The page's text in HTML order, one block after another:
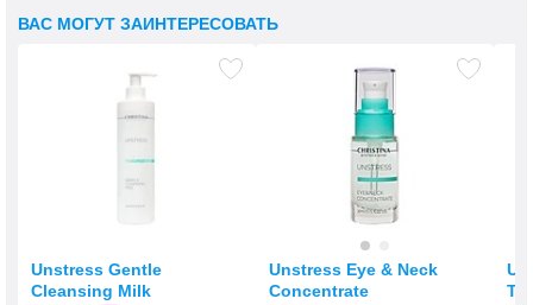
ВАС МОГУТ ЗАИНТЕРЕСОВАТЬ
Unstress Gentle
Cleansing Milk
Unstress Eye & Neck
Concentrate